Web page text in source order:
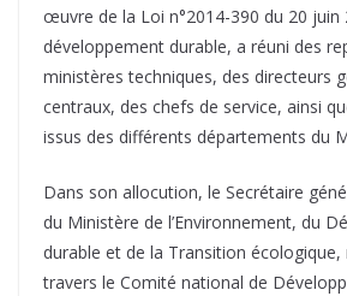
œuvre de la Loi n°2014-390 du 20 juin
développement durable, a réuni des
ministères techniques, des directeurs
centraux, des chefs de service, ainsi
issus des différents départements du
Dans son allocution, le Secrétaire
du Ministère de l’Environnement, du
durable et de la Transition
travers le Comité national de